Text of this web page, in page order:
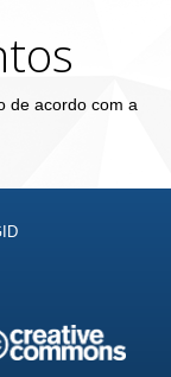
de acordo com a